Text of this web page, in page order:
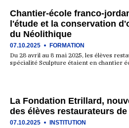
Chantier-école franco-
l'étude et la conservation
du Néolithique
07.10.2025 FORMATION
Du 28 avril au 8 mai 2025, les élèves
spécialité Sculpture étaient en chantier
La Fondation Etrillard,
des élèves restaurateurs de
07.10.2025 INSTITUTION